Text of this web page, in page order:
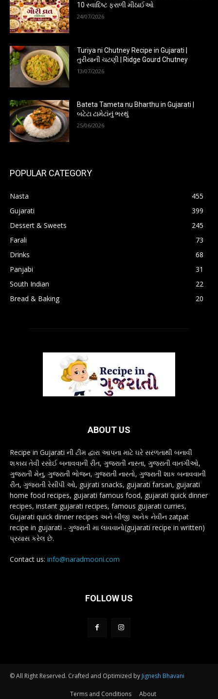
10 સ્વાદિષ્ટ ફરાળી મીઠાઈઓ
24/07/2026
Turiya ni Chutney Recipe in Gujarati |
તુરીયાની ચટણી | Ridge Gourd Chutney
13/07/2026
Bateta Tameta nu Bharthu in Gujarati |
બટેટા ટામેટાંનું ભરથું
25/06/2026
POPULAR CATEGORY
Nasta
455
Gujarati
399
Dessert & Sweets
245
Farali
73
Drinks
68
Panjabi
31
South Indian
22
Bread & Baking
20
ABOUT US
Recipe in Gujarati ની ટીમ દ્વારા આપના માટે ઘરે સરળતાથી બનાવી
શકાય તેવી રસોઈ બનાવવાની રીત, ગુજરાતી નાસ્તા, ગુજરાતી વાનગીઓ,
ગુજરાતી મેનુ, ગુજરાતી ભોજન, ગુજરાતી નાસ્તો, ગુજરાતી શાક બનાવવાની
રીત, ગુજરાતી રેસીપી ઓ, gujrati snacks, gujarati farsan, gujarati
home food recipes, gujarati famous food, gujarati quick dinner
recipes, instant gujarati recipes, famous gujarati curries,
Gujarati quick dinner recipes અને બીજી અનેક નેવીન zatpat
recipe in gujarati - ગુજરાતી મા લાવવાનો(gujarati recipe in written)
પ્રયાસ કરેલ છે.
Contact us: info@naradmooni.com
FOLLOW US
© All Right Reserved. Crafted and Optimized by Jignesh Bhavani
Terms and Conditions About